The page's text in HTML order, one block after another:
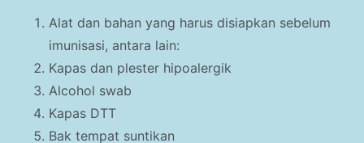
Alat dan bahan yang harus disiapkan sebelum
imunisasi, antara lain:
Kapas dan plester hipoalergik
Alcohol swab
Kapas DTT
Bak tempat suntikan